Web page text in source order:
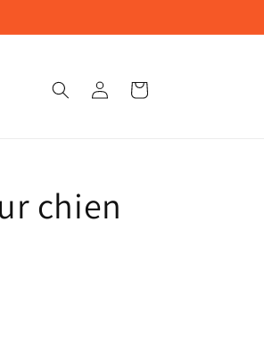
Connexion Panier
chien